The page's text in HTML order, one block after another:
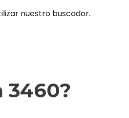
nuestro buscador.
3460?